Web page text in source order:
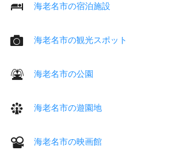
海老名市の宿泊施設
海老名市の観光スポット
海老名市の公園
海老名市の遊園地
海老名市の映画館